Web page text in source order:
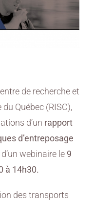
de recherche et
Québec (RISC),
d’un rapport
d’entreposage
webinaire le 9
à 14h30.
des transports